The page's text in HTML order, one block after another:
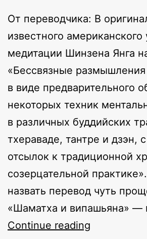
От переводчика: В
известного американского
медитации Шинзена Янга
«Бессвязные
в виде предварительного
некоторых техник
в различных буддийских
тхераваде, тантре и дзэн,
отсылок к традиционной
созерцательной
назвать перевод чуть
«Шаматха и випашьяна» —
Continue reading